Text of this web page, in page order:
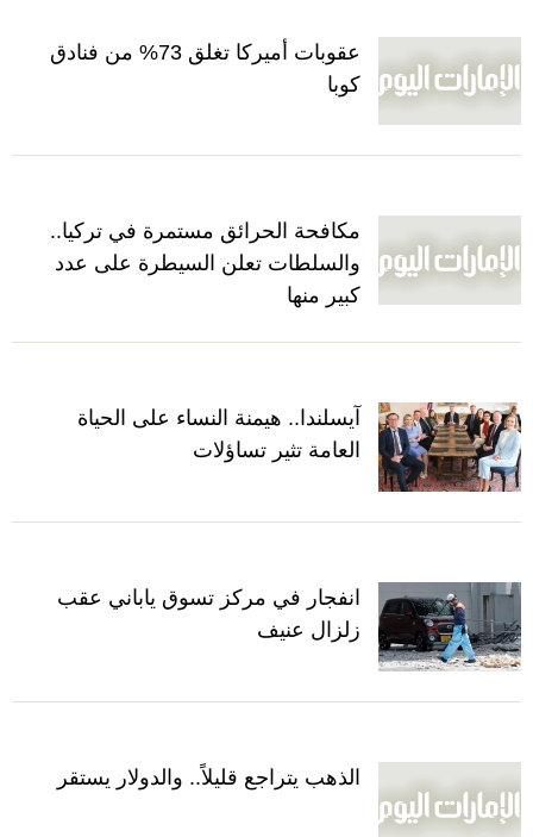
عقوبات أميركا تغلق 73% من فنادق
كوبا
مكافحة الحرائق مستمرة في تركيا..
والسلطات تعلن السيطرة على عدد
كبير منها
آيسلندا.. هيمنة النساء على الحياة
العامة تثير تساؤلات
انفجار في مركز تسوق ياباني عقب
زلزال عنيف
الذهب يتراجع قليلاً.. والدولار يستقر